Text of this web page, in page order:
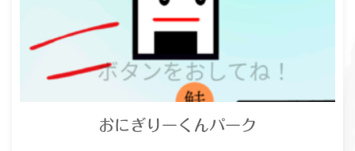
おにぎりーくんパーク